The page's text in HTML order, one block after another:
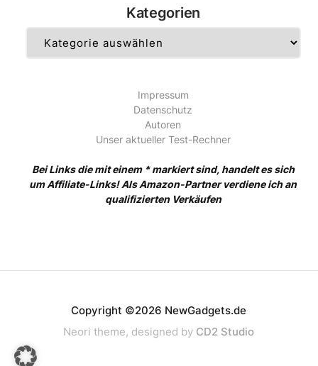
Kategorien
Impressum
Datenschutz
Autoren
Unser aktueller Test-Rechner
Bei Links die mit einem * markiert sind, handelt es sich
um Affiliate-Links! Als Amazon-Partner verdiene ich an
qualifizierten Verkäufen
Copyright ©2026 NewGadgets.de
Neori theme, designed by CD2 Studio